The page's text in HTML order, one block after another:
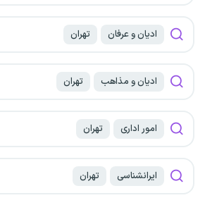
ادیان و عرفان تهران
ادیان و مذاهب تهران
امور اداری تهران
ایرانشناسی تهران